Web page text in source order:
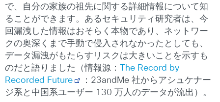
で、自分の家族の祖先に関する詳細情報について知
ることができます。あるセキュリティ研究者は、今
回漏洩した情報はおそらく本物であり、ネットワー
クの奥深くまで手動で侵入されなかったとしても、
データ漏洩がもたらすリスクは大きいことを示すも
のだと語りました（情報源：
The Record by
Recorded Future
：23andMe 社からアシュケナー
ジ系と中国系ユーザー 130 万人のデータが流出）。